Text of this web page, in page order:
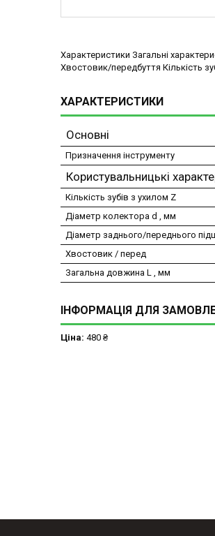
Характеристики Загальні
Хвостовик/передбуття Кількість
ХАРАКТЕРИСТИКИ
Основні
Призначення інструменту
Користувальницькі
Кількість зубів з ухилом Z
Діаметр колектора d , мм
Діаметр заднього/переднього
Хвостовик / перед
Загальна довжина L , мм
ІНФОРМАЦІЯ ДЛЯ
Ціна: 480 ₴